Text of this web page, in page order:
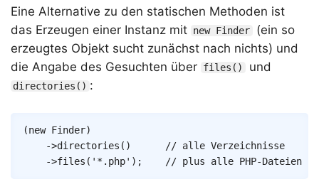
Eine Alternative zu den statischen Methoden ist
das Erzeugen einer Instanz mit new Finder
(ein so
erzeugtes Objekt sucht zunächst nach nichts) und
die Angabe des Gesuchten über files() und
directories() :
(new Finder)
->directories ( )
// alle Verzeichnisse
->files ( '*.php' ) ; // plus alle PHP-Dateien